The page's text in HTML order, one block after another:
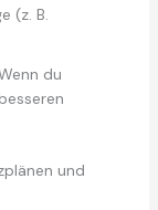
(z. B.
du
und